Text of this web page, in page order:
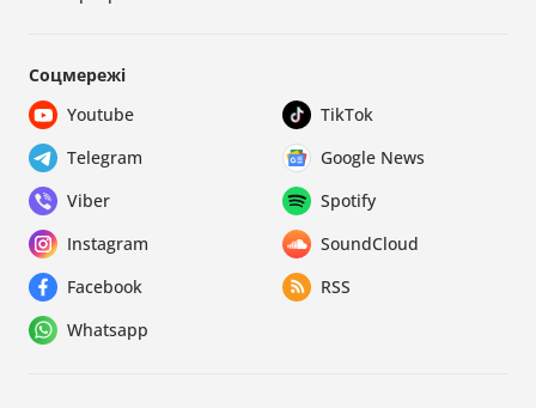
Соцмережі
Youtube
TikTok
Telegram
Google News
Viber
Spotify
Instagram
SoundCloud
Facebook
RSS
Whatsapp